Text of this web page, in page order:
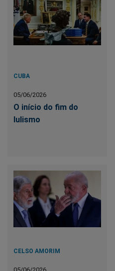
CUBA
05/06/2026
O início do fim do
lulismo
CELSO AMORIM